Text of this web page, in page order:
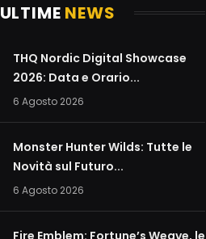
ULTIME NEWS
THQ Nordic Digital Showcase
2026: Data e Orario...
6 Agosto 2026
Monster Hunter Wilds: Tutte le
Novità sul Futuro...
6 Agosto 2026
Fire Emblem: Fortune’s Weave, le